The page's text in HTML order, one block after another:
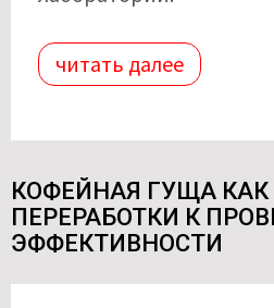
читать далее
КОФЕЙНАЯ ГУЩА КАК
ПЕРЕРАБОТКИ К
ЭФФЕКТИВНОСТИ